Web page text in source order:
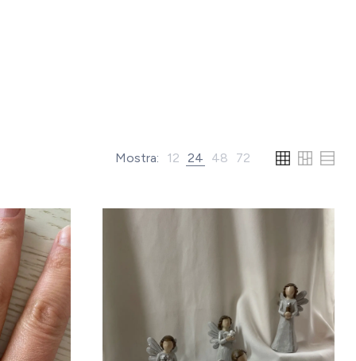
Mostra: 12 24 48 72